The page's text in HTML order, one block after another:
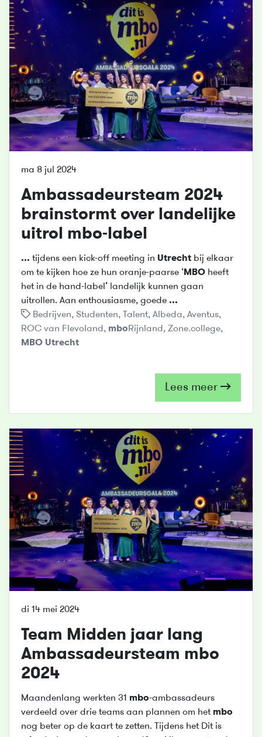
ma 8 jul 2024
Ambassadeursteam 2024
brainstormt over landelijke
uitrol mbo-label
... tijdens een kick-off meeting in Utrecht bij elkaar
om te kijken hoe ze hun oranje-paarse ‘MBO heeft
het in de hand-label’ landelijk kunnen gaan
uitrollen. Aan enthousiasme, goede ...
Bedrijven, Studenten, Talent, Albeda, Aventus,
ROC van Flevoland , mboRijnland , Zone.college,
MBO Utrecht
Lees meer
di 14 mei 2024
Team Midden jaar lang
Ambassadeursteam mbo
2024
Maandenlang werkten 31 mbo-ambassadeurs
verdeeld over drie teams aan plannen om het mbo
nog beter op de kaart te zetten. Tijdens het Dit is